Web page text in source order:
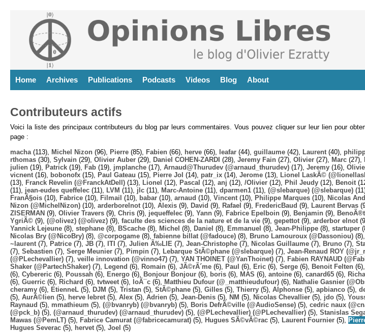
Home Archives Publications Podcasts Videos Blog About
Contributeurs actifs
Voici la liste des principaux contributeurs du blog par leurs commentaires. Vous pouvez cliquer sur leur lien pour
page :
macha (113), Michel Nizon (96), Pierre (85), Fabien (66), herve (66), leafar (44), guillaume (42), Laurent (40),
rthomas (30), Sylvain (29), Olivier Auber (29), Daniel COHEN-ZARDI (28), Jeremy Fain (27), Olivier (27), Marc (27),
julien (19), Patrick (19), Fab (19), jmplanche (17), Arnaud@Thurudev (@arnaud_thurudev) (17), Jeremy (16),
vicnent (16), bobonofx (15), Paul Gateau (15), Pierre Jol (14), patr_ix (14), Jerome (13), Lionel LaskÃ©
(13),
Franck Revelin (@FranckAtDell) (13), Lionel (12), Pascal (12), anj (12), /Olivier (12), Phil Jeudy (12), Benoit
(11), jean-eudes queffelec (11), LVM (11), jlc (11), Marc-Antoine (11), dparmen1 (11), (@slebarque) (@slebarque)
FranÃ§ois (10), Fabrice (10), Filmail (10), babar (10), arnaud (10), Vincent (10), Philippe Marques (10), Nicolas
Nizon (@MichelNizon) (10), arderborelnot (10), Alexis (9), David (9), Rafael (9), FredericBaud (9), Laurent Bervas
ZISERMAN (9), Olivier Travers (9), Chris (9), jequeffelec (9), Yann (9), Fabrice Epelboin (9), Benjamin (9),
YgriÃ© (9), (@olivez) (@olivez) (9), faculte des sciences de la nature et de la vie (9), gepettot (9), arderbor elnot
Yannick Lejeune (8), stephane (8), BScache (8), Michel (8), Daniel (8), Emmanuel (8), Jean-Philippe (8), startuper
Nicolas Bry (@NicoBry) (8), @corpogame (8), fabienne billat (@fadouce) (8), Bruno Lamouroux (@Dassoniou) (8),
~laurent (7), Patrice (7), JB (7), ITI (7), Julien Ã‰LIE (7), Jean-Christophe (7), Nicolas Guillaume (7), Bruno (7),
(7), Sebastien (7), Serge Meunier (7), Pimpin (7), Lebarque StÃ©phane (@slebarque) (7), Jean-Renaud ROY
(@PLechevallier) (7), veille innovation (@vinno47) (7), YAN THOINET (@YanThoinet) (7), Fabien RAYNAUD
Shaker (@PartechShaker) (7), Legend (6), Romain (6), JÃ©rÃ´me (6), Paul (6), Eric (6), Serge (6), Benoit Felten (6),
(6), Cybereric (6), Poussah (6), Energo (6), Bonjour Bonjour (6), boris (6), MAS (6), antoine (6), canard65 (6),
(6), Guerric (6), Richard (6), tvtweet (6), loÃ¯c (6), Matthieu Dufour (@_matthieudufour) (6), Nathalie Gasnier
cheramy (6), EtienneL (5), DJM (5), Tristan (5), StÃ©phane (5), Gilles (5), Thierry (5), Alphonse (5), apbianco (5),
(5), AurÃ©lien (5), herve lebret (5), Alex (5), Adrien (5), Jean-Denis (5), NM (5), Nicolas Chevallier (5), jdo (5),
Raynaud (5), mmathieum (5), (@bvanryb) (@bvanryb) (5), Boris DefrÃ©ville (@AudioSense) (5), cedric naux
(@pck_b) (5), (@arnaud_thurudev) (@arnaud_thurudev) (5), (@PLechevallier) (@PLechevallier) (5), Stanislas
Mawas (@PemLT) (5), Fabrice Camurat (@fabricecamurat) (5), Hugues SÃ©vÃ©rac (5), Laurent Fournier (5),
Hugues Severac (5), hervet (5), Joel (5)